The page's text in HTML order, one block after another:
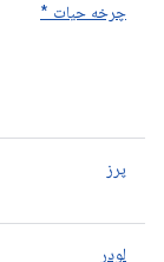
چرخه حیات *
پرز
لودر